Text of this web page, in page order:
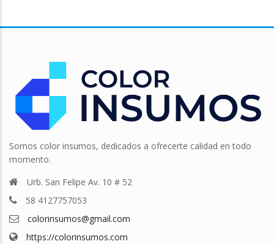
Somos color insumos, dedicados a ofrecerte calidad en todo
momento.
Urb. San Felipe Av. 10 # 52
58 4127757053
colorinsumos@gmail.com
https://colorinsumos.com